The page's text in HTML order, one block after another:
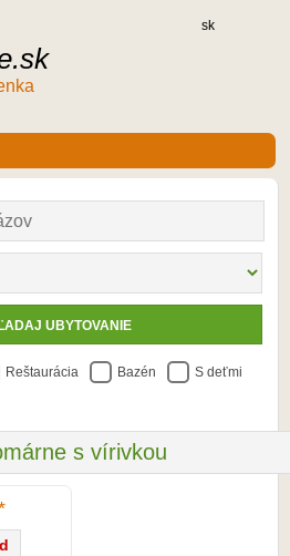
sk
Reštaurácia Bazén S deťmi
s vírivkou